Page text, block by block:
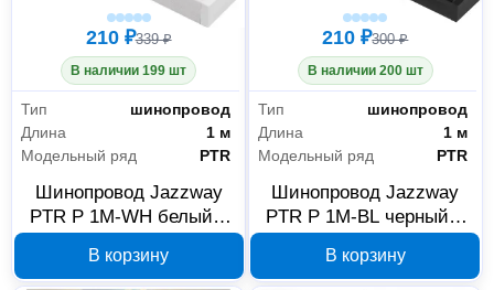
210 ₽339 ₽
В наличии 199 шт
Тип
шинопровод
Длина
1 м
Модельный ряд
PTR
Шинопровод Jazzway
PTR P 1M-WH белый 1
В корзину
210 ₽300 ₽
В наличии 200 шт
Тип
шинопровод
Длина
1 м
Модельный ряд
PTR
Шинопровод Jazzway
PTR P 1M-BL черный 1
В корзину